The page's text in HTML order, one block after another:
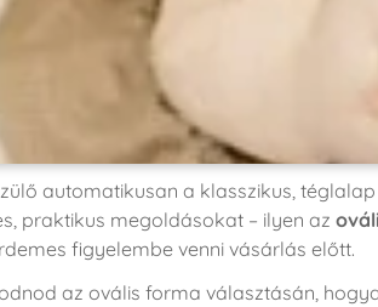
automatikusan a klasszikus,
praktikus megoldásokat – ilyen az
figyelembe venni vásárlás előtt.
az ovális forma választásán,